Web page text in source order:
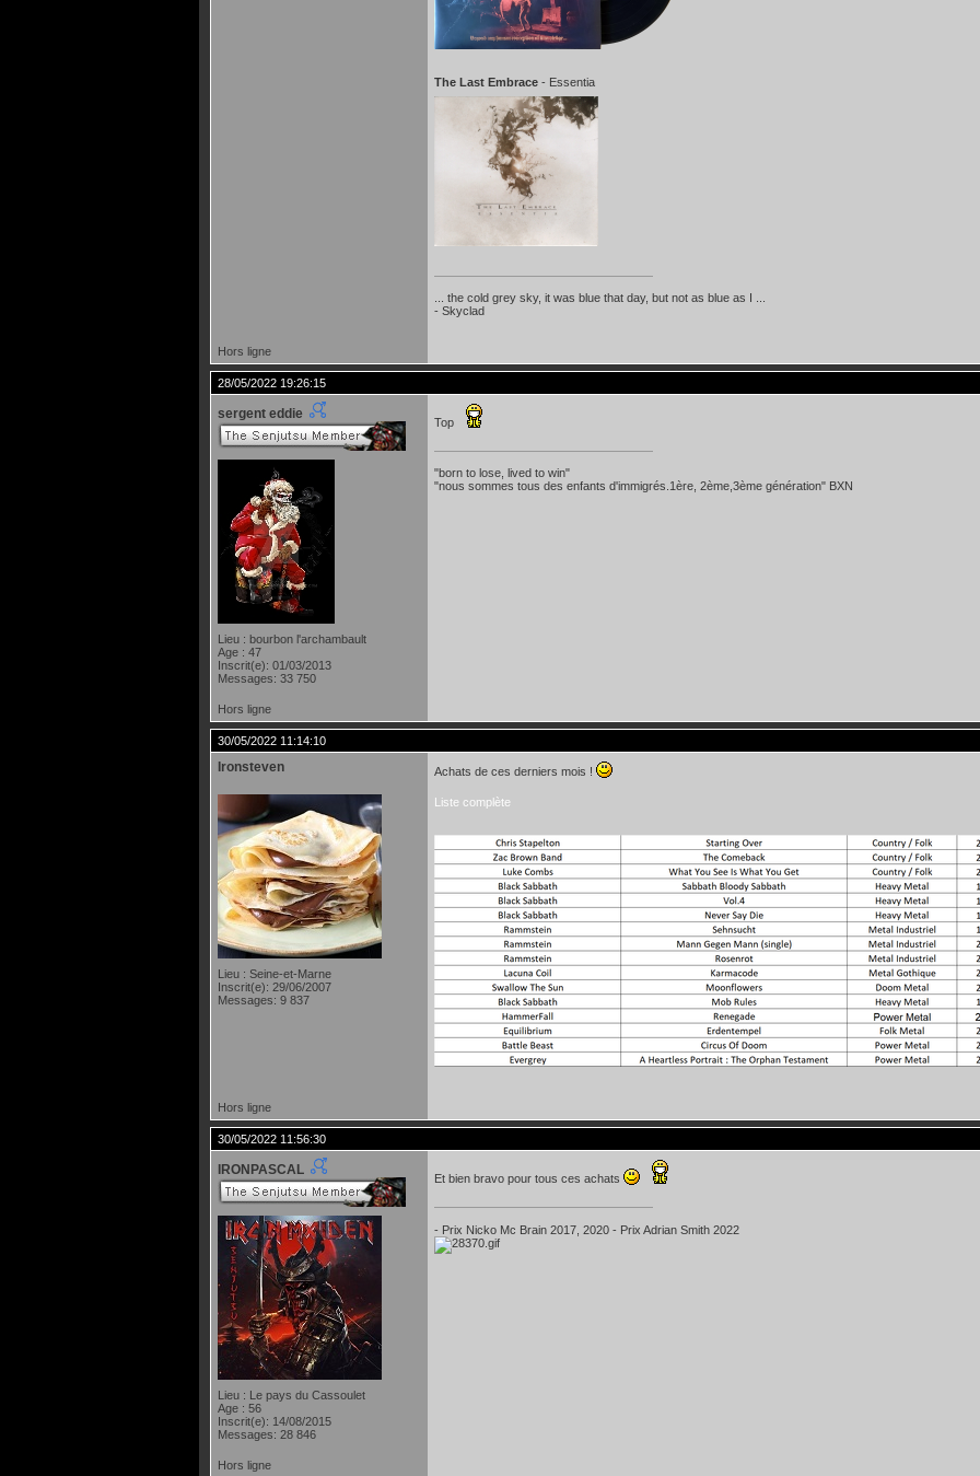
The Last Embrace - Essentia
... the cold grey sky, it was blue that day, but not as blue as I ...
- Skyclad
Hors ligne
28/05/2022 19:26:15
sergent eddie
Lieu : bourbon l'archambault
Age : 47
Inscrit(e): 01/03/2013
Messages: 33 750
Top
"born to lose, lived to win"
"nous sommes tous des enfants d'immigrés.1ère, 2ème,3ème génération" BXN
Hors ligne
30/05/2022 11:14:10
Ironsteven
Lieu : Seine-et-Marne
Inscrit(e): 29/06/2007
Messages: 9 837
Achats de ces derniers mois !
Liste complète
Hors ligne
30/05/2022 11:56:30
IRONPASCAL
Lieu : Le pays du Cassoulet
Age : 56
Inscrit(e): 14/08/2015
Messages: 28 846
Et bien bravo pour tous ces achats
- Prix Nicko Mc Brain 2017, 2020 - Prix Adrian Smith 2022
Hors ligne